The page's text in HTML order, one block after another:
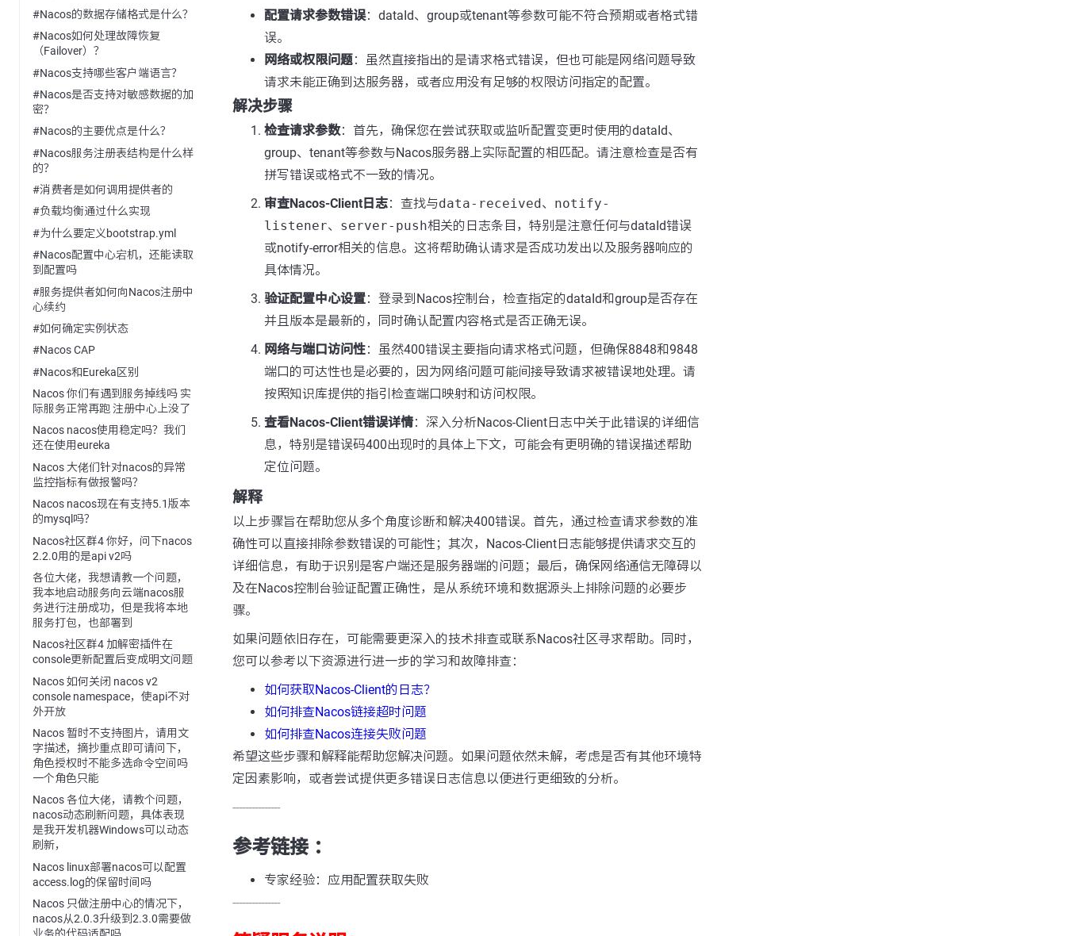
#Nacos的数据存储格式是什么？
#Nacos如何处理故障恢复
（Failover）？
#Nacos支持哪些客户端语言？
#Nacos是否支持对敏感数据的加
密？
#Nacos的主要优点是什么？
#Nacos服务注册表结构是什么样
的？
#消费者是如何调用提供者的
#负载均衡通过什么实现
#为什么要定义bootstrap.yml
#Nacos配置中心宕机，还能读取
到配置吗
#服务提供者如何向Nacos注册中
心续约
#如何确定实例状态
#Nacos CAP
#Nacos和Eureka区别
Nacos 你们有遇到服务掉线吗 实
际服务正常再跑 注册中心上没了
Nacos nacos使用稳定吗？我们
还在使用eureka
Nacos 大佬们针对nacos的异常
监控指标有做报警吗？
Nacos nacos现在有支持5.1版本
的mysql吗？
Nacos社区群4 你好，问下nacos
2.2.0用的是api v2吗
各位大佬，我想请教一个问题，
我本地启动服务向云端nacos服
务进行注册成功，但是我将本地
服务打包，也部署到
Nacos社区群4 加解密插件在
console更新配置后变成明文问题
Nacos 如何关闭 nacos v2
console namespace，使api不对
外开放
Nacos 暂时不支持图片，请用文
字描述，摘抄重点即可请问下，
角色授权时不能多选命令空间吗
一个角色只能
Nacos 各位大佬，请教个问题，
nacos动态刷新问题，具体表现
是我开发机器Windows可以动态
刷新，
Nacos linux部署nacos可以配置
access.log的保留时间吗
Nacos 只做注册中心的情况下，
nacos从2.0.3升级到2.3.0需要做
配置请求参数错误：dataId、group或tenant等参数可能不符合预期或者格式错
误。
网络或权限问题：虽然直接指出的是请求格式错误，但也可能是网络问题导致
请求未能正确到达服务器，或者应用没有足够的权限访问指定的配置。
解决步骤
检查请求参数：首先，确保您在尝试获取或监听配置变更时使用的dataId、
group、tenant等参数与Nacos服务器上实际配置的相匹配。请注意检查是否有
拼写错误或格式不一致的情况。
审查Nacos-Client日志：查找与data-received、 notify-
listener、 server-push相关的日志条目，特别是注意任何与dataId错误
或notify-error相关的信息。这将帮助确认请求是否成功发出以及服务器响应的
具体情况。
验证配置中心设置：登录到Nacos控制台，检查指定的dataId和group是否存在
并且版本是最新的，同时确认配置内容格式是否正确无误。
网络与端口访问性：虽然400错误主要指向请求格式问题，但确保8848和9848
端口的可达性也是必要的，因为网络问题可能间接导致请求被错误地处理。请
按照知识库提供的指引检查端口映射和访问权限。
查看Nacos-Client错误详情：深入分析Nacos-Client日志中关于此错误的详细信
息，特别是错误码400出现时的具体上下文，可能会有更明确的错误描述帮助
定位问题。
解释
以上步骤旨在帮助您从多个角度诊断和解决400错误。首先，通过检查请求参数的准
确性可以直接排除参数错误的可能性；其次，Nacos-Client日志能够提供请求交互的
详细信息，有助于识别是客户端还是服务器端的问题；最后，确保网络通信无障碍以
及在Nacos控制台验证配置正确性，是从系统环境和数据源头上排除问题的必要步
骤。
如果问题依旧存在，可能需要更深入的技术排查或联系Nacos社区寻求帮助。同时，
您可以参考以下资源进行进一步的学习和故障排查：
如何获取Nacos-Client的日志？
如何排查Nacos链接超时问题
如何排查Nacos连接失败问题
希望这些步骤和解释能帮助您解决问题。如果问题依然未解，考虑是否有其他环境特
定因素影响，或者尝试提供更多错误日志信息以便进行更细致的分析。
---------------
参考链接 ：
专家经验：应用配置获取失败
---------------